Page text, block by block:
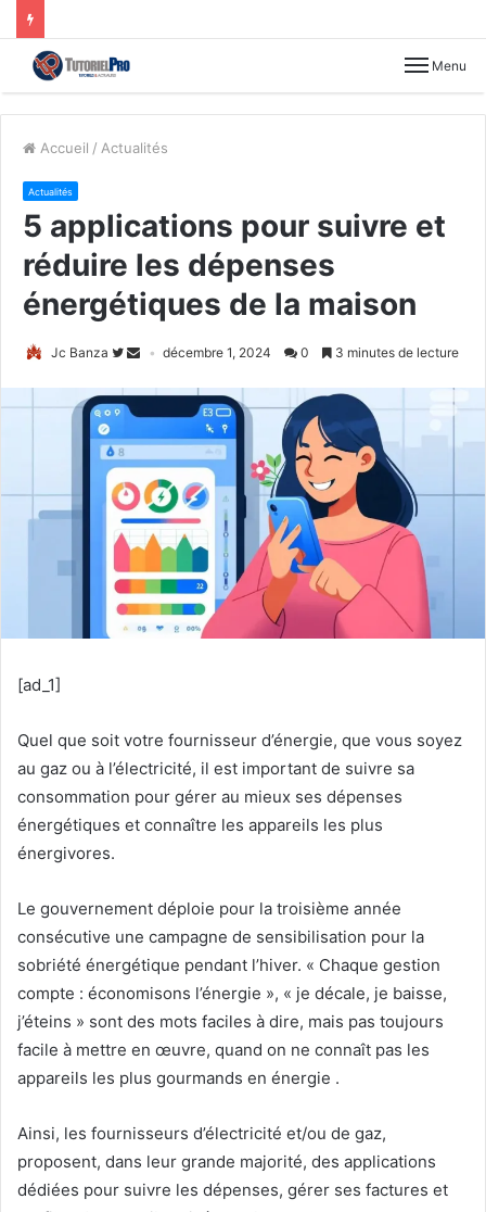
Menu
Accueil / Actualités
Actualités
5 applications pour suivre et
réduire les dépenses
énergétiques de la maison
Jc Banza décembre 1, 2024 0 3 minutes de lecture
[ad_1]
Quel que soit votre fournisseur d’énergie, que vous soyez
au gaz ou à l’électricité, il est important de suivre sa
consommation pour gérer au mieux ses dépenses
énergétiques et connaître les appareils les plus
énergivores.
Le gouvernement déploie pour la troisième année
consécutive une campagne de sensibilisation pour la
sobriété énergétique pendant l’hiver. « Chaque gestion
compte : économisons l’énergie », « je décale, je baisse,
j’éteins » sont des mots faciles à dire, mais pas toujours
facile à mettre en œuvre, quand on ne connaît pas les
appareils les plus gourmands en énergie .
Ainsi, les fournisseurs d’électricité et/ou de gaz,
proposent, dans leur grande majorité, des applications
dédiées pour suivre les dépenses, gérer ses factures et